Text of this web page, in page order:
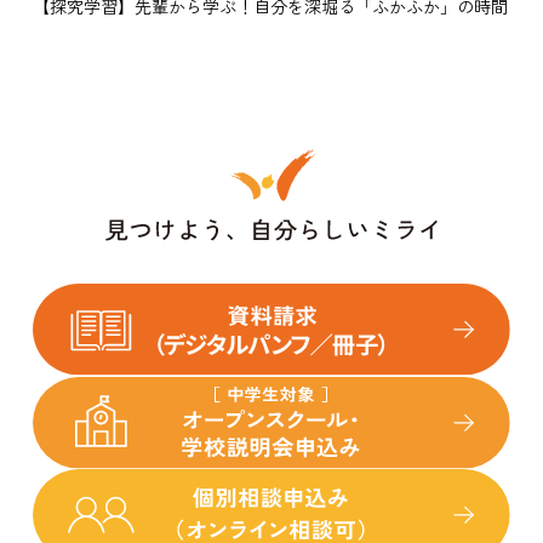
【探究学習】先輩から学ぶ！自分を深堀る「ふかふか」の時間